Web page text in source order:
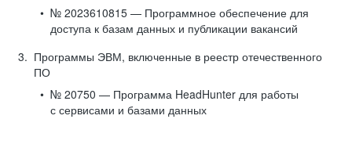
№ 2023610815 — Программное обеспечение для
доступа к базам данных и публикации вакансий
Программы ЭВМ, включенные в реестр отечественного
ПО
№ 20750 — Программа HeadHunter для работы
с сервисами и базами данных